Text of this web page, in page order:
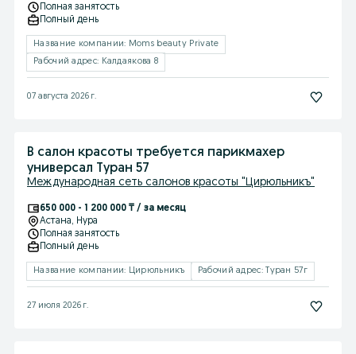
Полная занятость
Полный день
Название компании: Moms beauty Private
Рабочий адрес: Калдаякова 8
07 августа 2026 г.
В салон красоты требуется парикмахер
универсал Туран 57
Международная сеть салонов красоты "Цирюльникъ"
650 000 - 1 200 000 ₸ / за месяц
Астана, Нура
Полная занятость
Полный день
Название компании: Цирюльникъ Рабочий адрес: Туран 57г
27 июля 2026 г.